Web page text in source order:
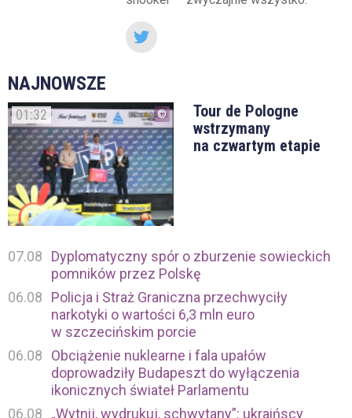
NAJNOWSZE
01:32
Tour de Pologne
wstrzymany
na czwartym etapie
07.08
Dyplomatyczny spór o zburzenie sowieckich
pomników przez Polskę
06.08
Policja i Straż Graniczna przechwyciły
narkotyki o wartości 6,3 mln euro
w szczecińskim porcie
06.08
Obciążenie nuklearne i fala upałów
doprowadziły Budapeszt do wyłączenia
ikonicznych świateł Parlamentu
06.08
„Wytnij, wydrukuj, schwytany”: ukraińscy